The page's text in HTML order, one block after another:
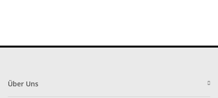
Über Uns